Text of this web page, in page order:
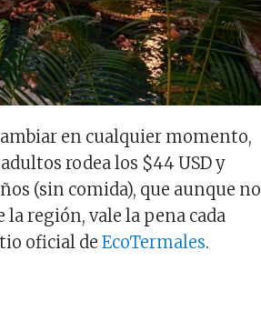
en cualquier momento,
rodea los $44 USD y
(sin comida), que aunque no
la región, vale la pena cada
oficial deEcoTermales.